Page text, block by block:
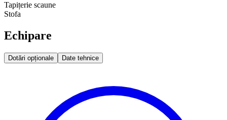
Tapițerie scaune
Stofa
Echipare
Dotări opționale Date tehnice